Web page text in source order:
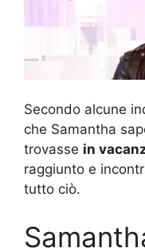
Secondo alcune
che Samantha
trovasse in
raggiunto e
tutto ciò.